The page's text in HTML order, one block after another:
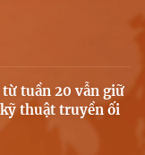
tuần 20 vẫn giữ
thuật truyền ối